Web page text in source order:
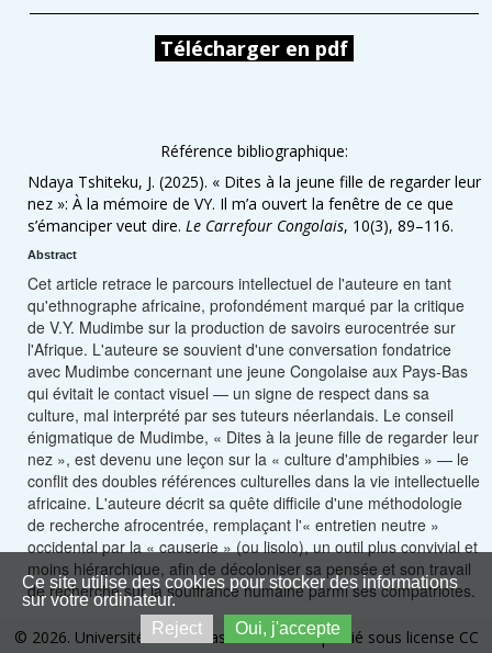
Télécharger en pdf
Référence bibliographique:
Ndaya Tshiteku, J. (2025). « Dites à la jeune fille de regarder leur
nez »: À la mémoire de VY. Il m’a ouvert la fenêtre de ce que
s’émanciper veut dire. Le Carrefour Congolais, 10(3), 89–116.
Abstract
Cet article retrace le parcours intellectuel de l'auteure en tant
qu'ethnographe africaine, profondément marqué par la critique
de V.Y. Mudimbe sur la production de savoirs eurocentrée sur
l'Afrique. L'auteure se souvient d'une conversation fondatrice
avec Mudimbe concernant une jeune Congolaise aux Pays-Bas
qui évitait le contact visuel — un signe de respect dans sa
culture, mal interprété par ses tuteurs néerlandais. Le conseil
énigmatique de Mudimbe, « Dites à la jeune fille de regarder leur
nez », est devenu une leçon sur la « culture d'amphibies » — le
conflit des doubles références culturelles dans la vie intellectuelle
africaine. L'auteure décrit sa quête difficile d'une méthodologie
de recherche afrocentrée, remplaçant l'« entretien neutre »
occidental par la « causerie » (ou lisolo), un outil plus convivial et
moins hiérarchique, afin de décoloniser sa pensée et son travail
de recherche sur la souffrance humaine parmi ses compatriotes.
© 2026. Université de Kinshasa. Ce site est publié sous license CC
Ce site utilise des cookies pour stocker des informations
sur votre ordinateur.
Reject
Oui, j'accepte